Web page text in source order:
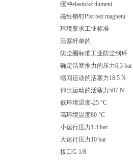
缓冲elastické tlumení
磁性销钉Píst bez magnetu
环境要求工业标准
活塞杆单的
防尘圈标准工业防尘刮环
确定活塞推力的压力6,3 bar
缩回运动的活塞力18.5 N
伸出运动的活塞力507 N
低环境温度-25 °C
高环境温度80 °C
小运行压力1.3 bar
大运行压力10 bar
接口G 1/8